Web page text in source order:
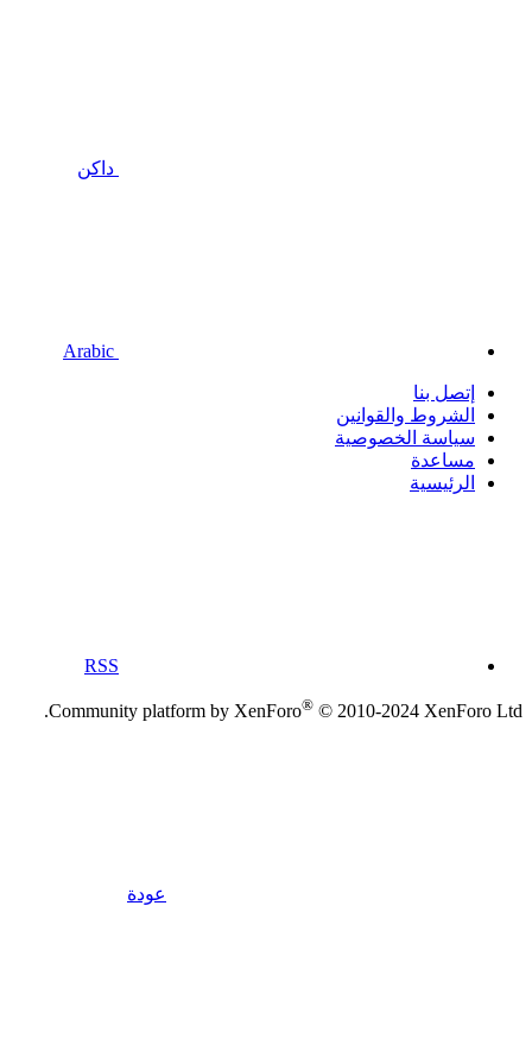
داكن
إتصل بنا
الشروط والقوانين
سياسة الخصوصية
مساعدة
الرئيسية
RSS
Community platform by XenForo® © 2010-2024 XenForo Ltd.
عودة